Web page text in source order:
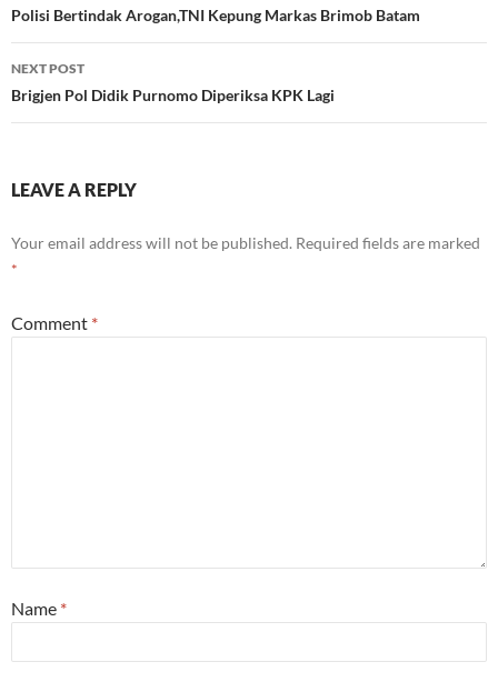
navigation
Polisi Bertindak Arogan,TNI Kepung Markas Brimob Batam
NEXT POST
Brigjen Pol Didik Purnomo Diperiksa KPK Lagi
LEAVE A REPLY
Your email address will not be published. Required fields are marked
*
Comment *
Name *